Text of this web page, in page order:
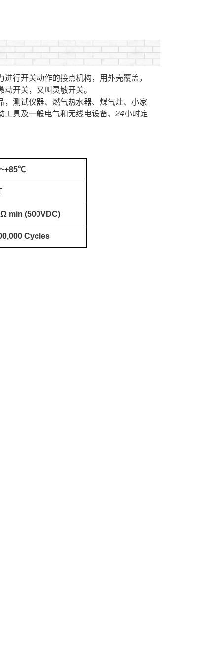
行开关动作的接点机构，用外壳覆盖，
开关，又叫灵敏开关。
测试仪器、燃气热水器、煤气灶、小家
具及一般电气和无线电设备、24小时定
min (500VDC)
Cycles